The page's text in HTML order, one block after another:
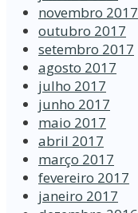
novembro 2017
outubro 2017
setembro 2017
agosto 2017
julho 2017
junho 2017
maio 2017
abril 2017
março 2017
fevereiro 2017
janeiro 2017